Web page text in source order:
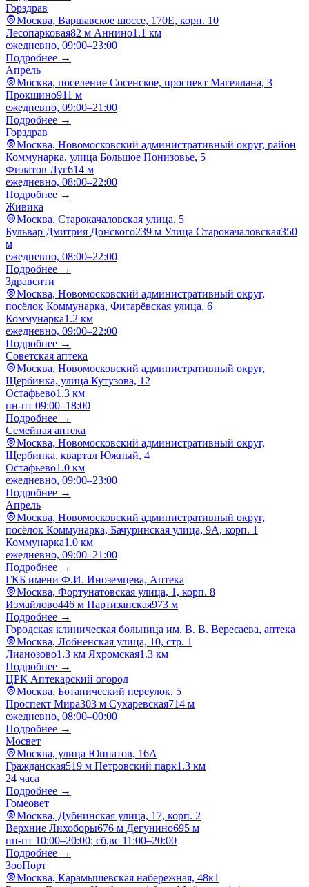
Горздрав
Москва, Варшавское шоссе, 170Е, корп. 10
Лесопарковая82 м Аннино1.1 км
ежедневно, 09:00–23:00
Подробнее →
Апрель
Москва, поселение Сосенское, проспект Магеллана, 3
Прокшино911 м
ежедневно, 09:00–21:00
Подробнее →
Горздрав
Москва, Новомосковский административный округ, район
Коммунарка, улица Большое Понизовье, 5
Филатов Луг614 м
ежедневно, 08:00–22:00
Подробнее →
Живика
Москва, Старокачаловская улица, 5
Бульвар Дмитрия Донского239 м Улица Старокачаловская350
м
ежедневно, 08:00–22:00
Подробнее →
Здравсити
Москва, Новомосковский административный округ,
посёлок Коммунарка, Фитарёвская улица, 6
Коммунарка1.2 км
ежедневно, 09:00–22:00
Подробнее →
Советская аптека
Москва, Новомосковский административный округ,
Щербинка, улица Кутузова, 12
Остафьево1.3 км
пн-пт 09:00–18:00
Подробнее →
Семейная аптека
Москва, Новомосковский административный округ,
Щербинка, квартал Южный, 4
Остафьево1.0 км
ежедневно, 09:00–23:00
Подробнее →
Апрель
Москва, Новомосковский административный округ,
посёлок Коммунарка, Бачуринская улица, 9А, корп. 1
Коммунарка1.0 км
ежедневно, 09:00–21:00
Подробнее →
ГКБ имени Ф.И. Иноземцева, Аптека
Москва, Фортунатовская улица, 1, корп. 8
Измайлово446 м Партизанская973 м
Подробнее →
Городская клиническая больница им. В. В. Вересаева, аптека
Москва, Лобненская улица, 10, стр. 1
Лианозово1.3 км Яхромская1.3 км
Подробнее →
ЦРК Аптекарский огород
Москва, Ботанический переулок, 5
Проспект Мира303 м Сухаревская714 м
ежедневно, 08:00–00:00
Подробнее →
Мосвет
Москва, улица Юннатов, 16А
Гражданская519 м Петровский парк1.3 км
24 часа
Подробнее →
Гомеовет
Москва, Дубнинская улица, 17, корп. 2
Верхние Лихоборы676 м Дегунино695 м
пн-пт 10:00–20:00; сб,вс 11:00–20:00
Подробнее →
ЗооПорт
Москва, Карамышевская набережная, 48к1